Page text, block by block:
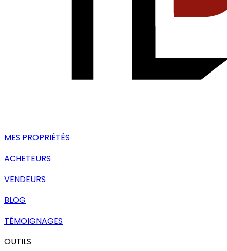
MES PROPRIÉTÉS
ACHETEURS
VENDEURS
BLOG
TÉMOIGNAGES
OUTILS